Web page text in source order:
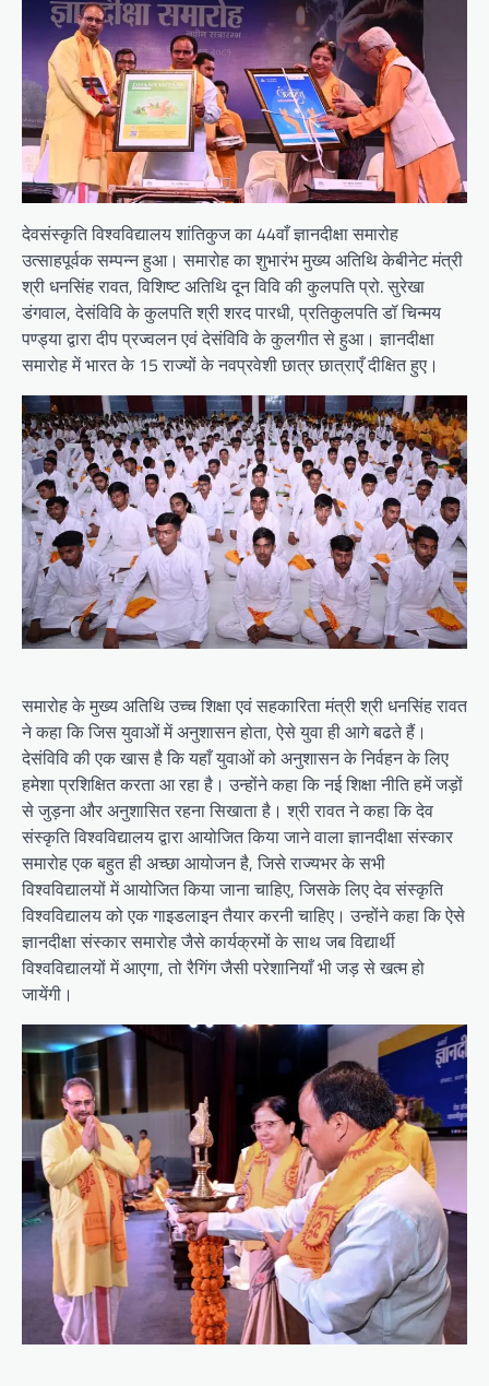
देवसंस्कृति विश्वविद्यालय शांतिकुज का 44वाँ ज्ञानदीक्षा समारोह
उत्साहपूर्वक सम्पन्न हुआ। समारोह का शुभारंभ मुख्य अतिथि केबीनेट मंत्री
श्री धनसिंह रावत, विशिष्ट अतिथि दून विवि की कुलपति प्रो. सुरेखा
डंगवाल, देसंविवि के कुलपति श्री शरद पारधी, प्रतिकुलपति डॉ चिन्मय
पण्ड्या द्वारा दीप प्रज्वलन एवं देसंविवि के कुलगीत से हुआ। ज्ञानदीक्षा
समारोह में भारत के 15 राज्यों के नवप्रवेशी छात्र छात्राएँ दीक्षित हुए।
समारोह के मुख्य अतिथि उच्च शिक्षा एवं सहकारिता मंत्री श्री धनसिंह रावत
ने कहा कि जिस युवाओं में अनुशासन होता, ऐसे युवा ही आगे बढते हैं।
देसंविवि की एक खास है कि यहाँ युवाओं को अनुशासन के निर्वहन के लिए
हमेशा प्रशिक्षित करता आ रहा है। उन्होंने कहा कि नई शिक्षा नीति हमें जड़ों
से जुड़ना और अनुशासित रहना सिखाता है। श्री रावत ने कहा कि देव
संस्कृति विश्वविद्यालय द्वारा आयोजित किया जाने वाला ज्ञानदीक्षा संस्कार
समारोह एक बहुत ही अच्छा आयोजन है, जिसे राज्यभर के सभी
विश्वविद्यालयों में आयोजित किया जाना चाहिए, जिसके लिए देव संस्कृति
विश्वविद्यालय को एक गाइडलाइन तैयार करनी चाहिए। उन्होंने कहा कि ऐसे
ज्ञानदीक्षा संस्कार समारोह जैसे कार्यक्रमों के साथ जब विद्यार्थी
विश्वविद्यालयों में आएगा, तो रैगिंग जैसी परेशानियाँ भी जड़ से खत्म हो
जायेंगी।